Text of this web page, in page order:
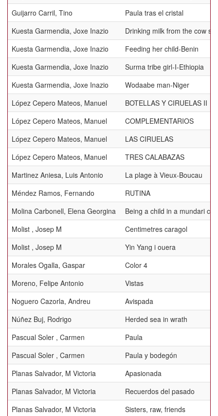
Guijarro Carril, Tino
Paula tras el cristal
Kuesta Garmendia, Joxe Inazio
Drinking milk from the cow s
Kuesta Garmendia, Joxe Inazio
Feeding her child-Benin
Kuesta Garmendia, Joxe Inazio
Surma tribe girl-I-Ethiopia
Kuesta Garmendia, Joxe Inazio
Wodaabe man-Niger
López Cepero Mateos, Manuel
BOTELLAS Y CIRUELAS II
López Cepero Mateos, Manuel
COMPLEMENTARIOS
López Cepero Mateos, Manuel
LAS CIRUELAS
López Cepero Mateos, Manuel
TRES CALABAZAS
Martinez Aniesa, Luis Antonio
La plage à Vieux-Boucau
Méndez Ramos, Fernando
RUTINA
Molina Carbonell, Elena Georgina
Being a child in a mundari
Molist , Josep M
Centimetres caragol
Molist , Josep M
Yin Yang i ouera
Morales Ogalla, Gaspar
Color 4
Moreno, Felipe Antonio
Vistas
Noguero Cazorla, Andreu
Avispada
Núñez Buj, Rodrigo
Herded sea in wrath
Pascual Soler , Carmen
Paula
Pascual Soler , Carmen
Paula y bodegón
Planas Salvador, M Victoria
Apasionada
Planas Salvador, M Victoria
Recuerdos del pasado
Planas Salvador, M Victoria
Sisters, raw, friends